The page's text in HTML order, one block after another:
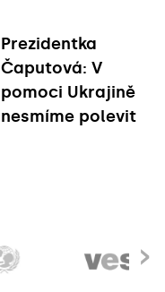
Prezidentka
Čaputová: V
pomoci Ukrajině
nesmíme polevit
›